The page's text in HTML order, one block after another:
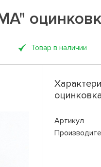
Товар в наличии
Артикул